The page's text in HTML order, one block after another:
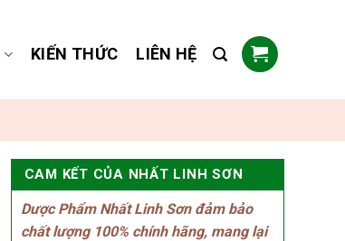
KIẾN THỨC LIÊN HỆ
CAM KẾT CỦA NHẤT LINH SƠN
Dược Phẩm Nhất Linh Sơn đảm bảo
chất lượng 100% chính hãng, mang lại